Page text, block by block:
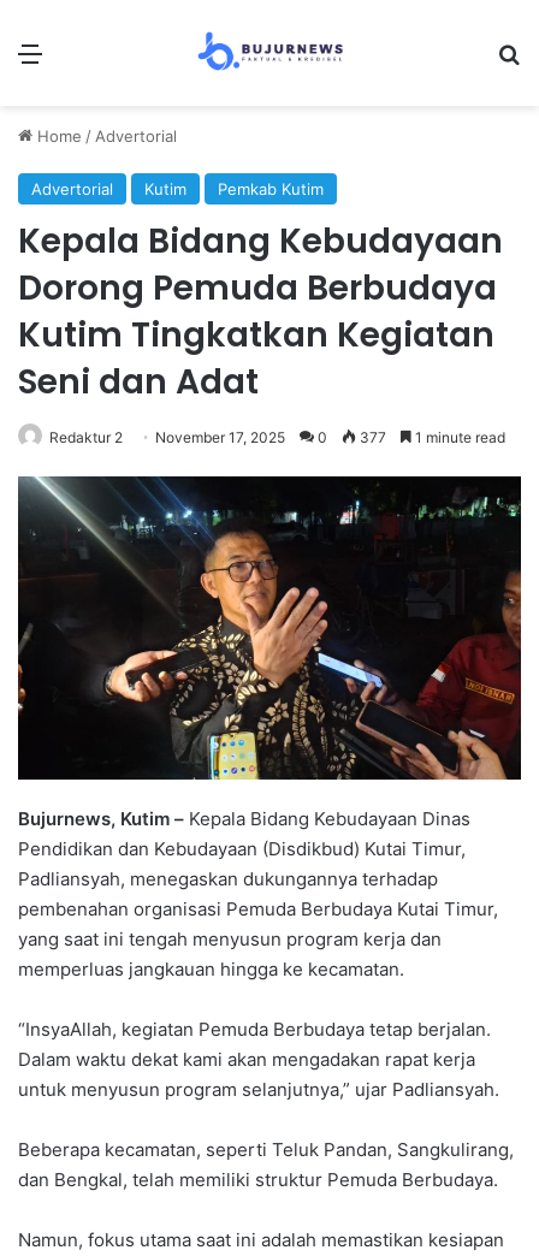
Menu
Home / Advertorial
Advertorial Kutim Pemkab Kutim
Kepala Bidang Kebudayaan
Dorong Pemuda Berbudaya
Kutim Tingkatkan Kegiatan
Seni dan Adat
Redaktur 2 November 17, 2025 0 377 1 minute read
Bujurnews, Kutim – Kepala Bidang Kebudayaan Dinas
Pendidikan dan Kebudayaan (Disdikbud) Kutai Timur,
Padliansyah, menegaskan dukungannya terhadap
pembenahan organisasi Pemuda Berbudaya Kutai Timur,
yang saat ini tengah menyusun program kerja dan
memperluas jangkauan hingga ke kecamatan.
“InsyaAllah, kegiatan Pemuda Berbudaya tetap berjalan.
Dalam waktu dekat kami akan mengadakan rapat kerja
untuk menyusun program selanjutnya,” ujar Padliansyah.
Beberapa kecamatan, seperti Teluk Pandan, Sangkulirang,
dan Bengkal, telah memiliki struktur Pemuda Berbudaya.
Namun, fokus utama saat ini adalah memastikan kesiapan